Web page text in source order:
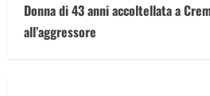
Donna di 43 anni accoltellata a
all’aggressore